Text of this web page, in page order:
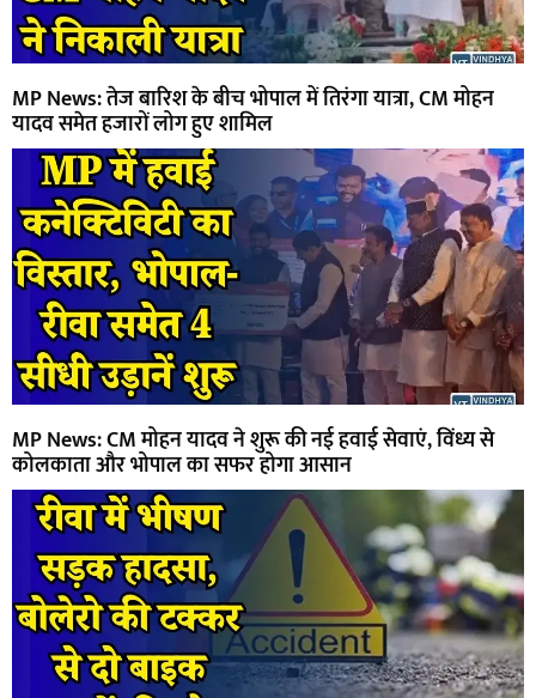
MP News: तेज बारिश के बीच भोपाल में तिरंगा यात्रा, CM मोहन
यादव समेत हजारों लोग हुए शामिल
MP News: CM मोहन यादव ने शुरू की नई हवाई सेवाएं, विंध्य से
कोलकाता और भोपाल का सफर होगा आसान